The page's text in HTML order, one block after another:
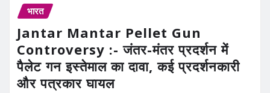
भारत
Jantar Mantar Pellet Gun
Controversy :- जंतर-मंतर प्रदर्शन में
पैलेट गन इस्तेमाल का दावा, कई प्रदर्शनकारी
और पत्रकार घायल